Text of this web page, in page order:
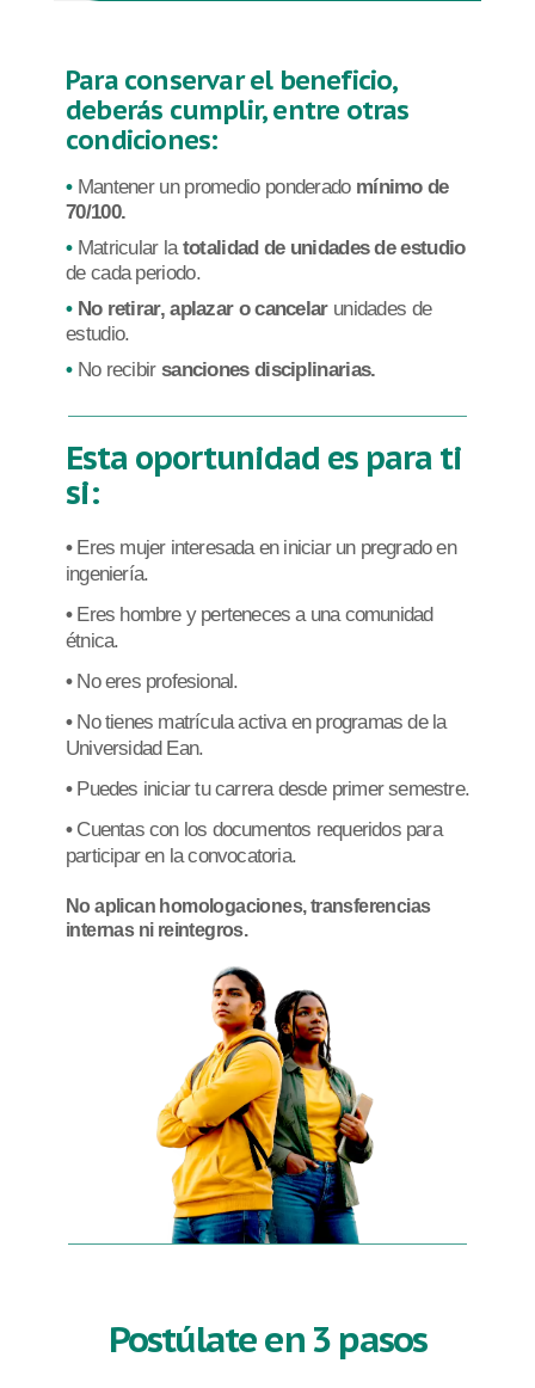
Para conservar el beneficio,
deberás cumplir, entre otras
condiciones:
Mantener un promedio ponderado mínimo de
70/100.
Matricular la totalidad de unidades de estudio
de cada periodo.
No retirar, aplazar o cancelarunidades de
estudio.
No recibir sanciones disciplinarias.
Esta oportunidad es para ti
si:
Eres mujer interesada en iniciar un pregrado en
ingeniería.
Eres hombre y perteneces a una comunidad
étnica.
No eres profesional.
No tienes matrícula activa en programas de la
Universidad Ean.
Puedes iniciar tu carrera desde primer semestre.
Cuentas con los documentos requeridos para
participar en la convocatoria.
No aplican homologaciones, transferencias
internas ni reintegros.
Postúlate en 3 pasos